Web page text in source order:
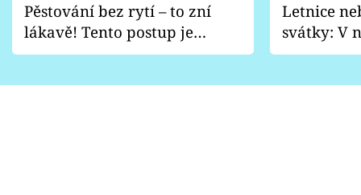
Pěstování bez rytí – to zní
lákavě! Tento postup je
vhodný jen pro některé
Letnice
svátky: V
pondělí